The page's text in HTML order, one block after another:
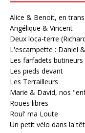
Alice & Benoit, en
Angélique & Vincent
Deux loca-terre
L'escampette : Daniel
Les farfadets butineurs
Les pieds devant
Les Terrailleurs
Marie & David, nos
Roues libres
Roul' ma Loute
Un petit vélo dans la